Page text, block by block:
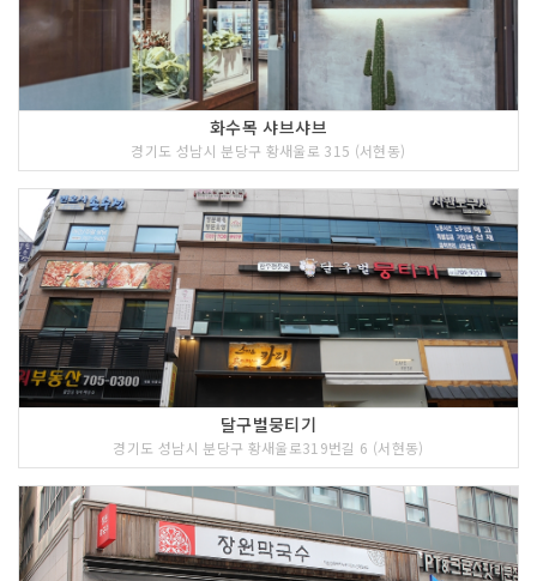
화수목 샤브샤브
경기도 성남시 분당구 황새울로 315 (서현동)
달구벌뭉티기
경기도 성남시 분당구 황새울로319번길 6 (서현동)